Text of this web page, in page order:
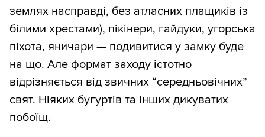
землях насправді, без атласних плащиків із
білими хрестами), пікінери, гайдуки, угорська
піхота, яничари — подивитися у замку буде
на що. Але формат заходу істотно
відрізняється від звичних “середньовічних”
свят. Ніяких бугуртів та інших дикуватих
побоїщ.